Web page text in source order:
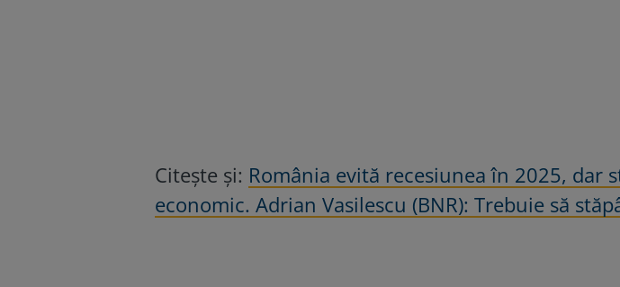
Citește și: România evită recesiunea în 2025, dar
economic. Adrian Vasilescu (BNR): Trebuie să